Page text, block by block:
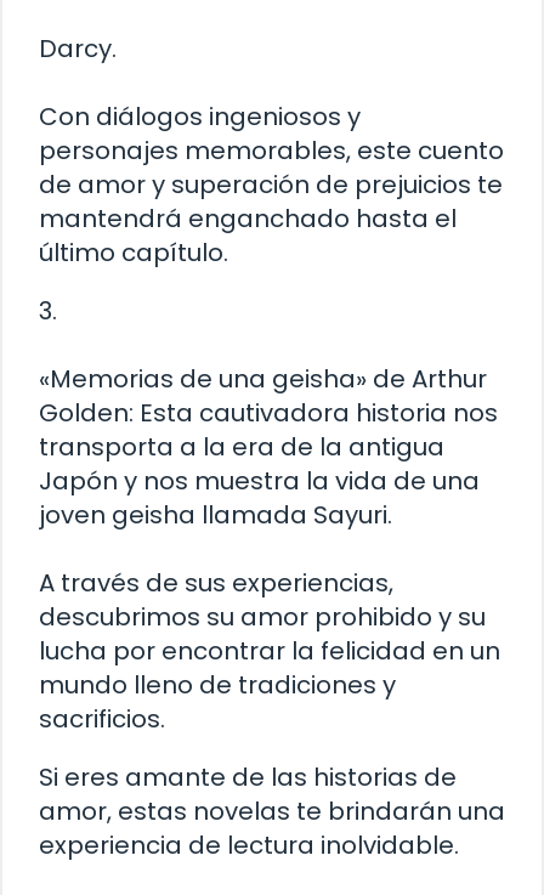
Darcy.
Con diálogos ingeniosos y
personajes memorables, este cuento
de amor y superación de prejuicios te
mantendrá enganchado hasta el
último capítulo.
3.
«Memorias de una geisha» de Arthur
Golden: Esta cautivadora historia nos
transporta a la era de la antigua
Japón y nos muestra la vida de una
joven geisha llamada Sayuri.
A través de sus experiencias,
descubrimos su amor prohibido y su
lucha por encontrar la felicidad en un
mundo lleno de tradiciones y
sacrificios.
Si eres amante de las historias de
amor, estas novelas te brindarán una
experiencia de lectura inolvidable.